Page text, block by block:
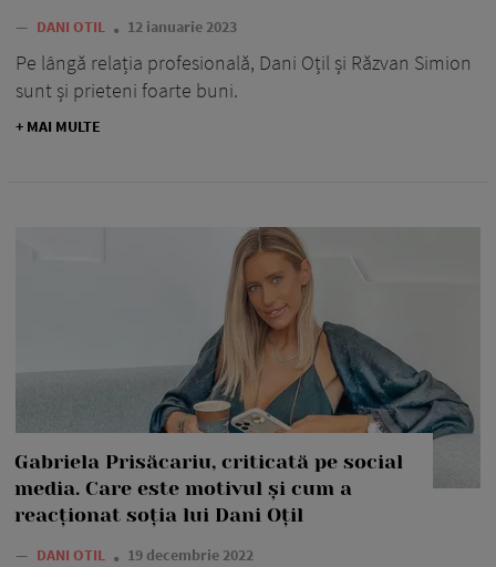
— DANI OTIL 12 ianuarie 2023
Pe lângă relația profesională, Dani Oțil și Răzvan Simion
sunt și prieteni foarte buni.
+ MAI MULTE
Gabriela Prisăcariu, criticată pe social
media. Care este motivul și cum a
reacționat soția lui Dani Oțil
— DANI OTIL 19 decembrie 2022